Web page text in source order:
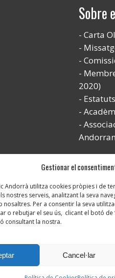
Gestionar el
Andorrà utilitza cookies pròpies i de
nostres serveis, analitzant la seva
nosaltres. Per a consentir la seva
o rebutjar el seu ús, clicant el botó de
consultant la nostra.
Cancel·lar
Sobre
Carta
2020)
Estatuts